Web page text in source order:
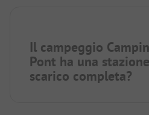
Il campeggio
Pont ha una
scarico completa?